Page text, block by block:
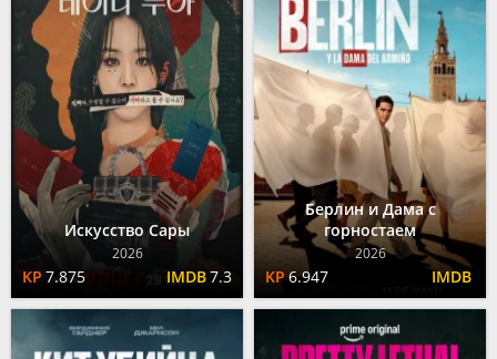
Искусство Сары
2026
7.875 7.3
Берлин и Дама с
горностаем
2026
6.947